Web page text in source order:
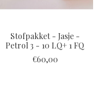
Stofpakket - Jasje -
Petrol 3 - 10 LQ+ 1 FQ
€60,00